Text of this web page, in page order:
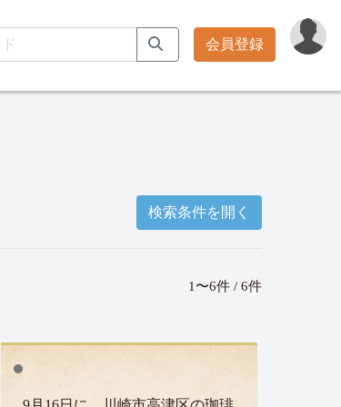
会員登録
検索条件を開く
1〜6件 / 6件